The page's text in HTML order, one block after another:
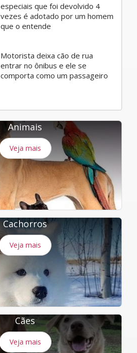
especiais que foi devolvido 4
vezes é adotado por um homem
que o entende
Motorista deixa cão de rua
entrar no ônibus e ele se
comporta como um passageiro
Animais
Veja mais
Cachorros
Veja mais
Cães
Veja mais